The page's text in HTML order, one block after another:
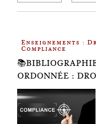
Enseignements :
Compliance
ORDONNÉE :